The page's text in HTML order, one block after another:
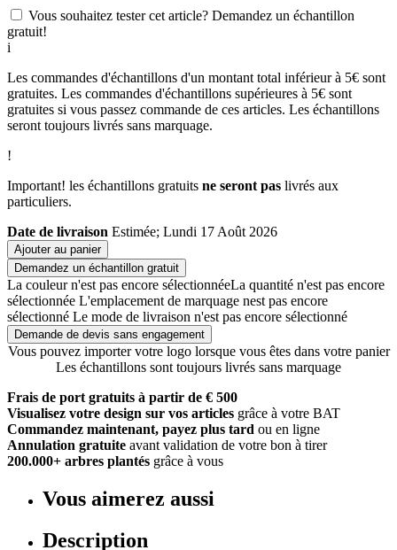
Vous souhaitez tester cet article? Demandez un échantillon
gratuit!
i
Les commandes d'échantillons d'un montant total inférieur à 5€ sont
gratuites. Les commandes d'échantillons supérieures à 5€ sont
gratuites si vous passez commande de ces articles. Les échantillons
seront toujours livrés sans marquage.
!
Important! les échantillons gratuits ne seront pas livrés aux
particuliers.
Date de livraison Estimée; Lundi 17 Août 2026
Ajouter au panier
Demandez un échantillon gratuit
La couleur n'est pas encore sélectionnéeLa quantité n'est pas encore
sélectionnée L'emplacement de marquage nest pas encore
sélectionné Le mode de livraison n'est pas encore sélectionné
Demande de devis sans engagement
Vous pouvez importer votre logo lorsque vous êtes dans votre panier
Les échantillons sont toujours livrés sans marquage
Frais de port gratuits à partir de € 500
Visualisez votre design sur vos articles grâce à votre BAT
Commandez maintenant, payez plus tard ou en ligne
Annulation gratuite avant validation de votre bon à tirer
200.000+ arbres plantés grâce à vous
Vous aimerez aussi
Description